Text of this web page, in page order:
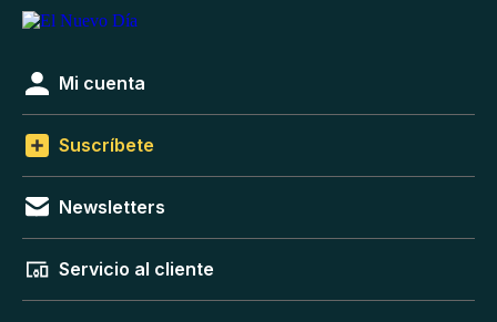
Mi cuenta
Suscríbete
Newsletters
Servicio al cliente